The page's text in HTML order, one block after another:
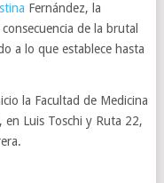
Fernández, la
de la brutal
a lo que establece hasta
la Facultad de Medicina
en Luis Toschi y Ruta 22,